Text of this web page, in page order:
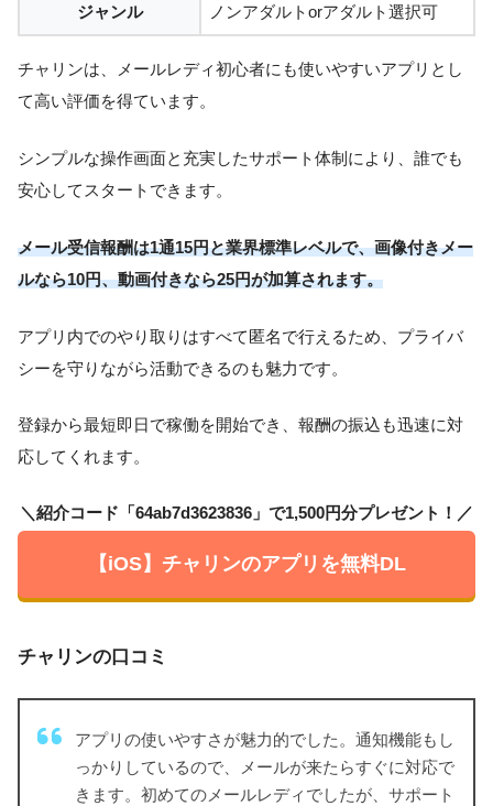
ジャンル ノンアダルトorアダルト選択可
チャリンは、メールレディ初心者にも使いやすいアプリとし
て高い評価を得ています。
シンプルな操作画面と充実したサポート体制により、誰でも
安心してスタートできます。
メール受信報酬は1通15円と業界標準レベルで、画像付きメー
ルなら10円、動画付きなら25円が加算されます。
アプリ内でのやり取りはすべて匿名で行えるため、プライバ
シーを守りながら活動できるのも魅力です。
登録から最短即日で稼働を開始でき、報酬の振込も迅速に対
応してくれます。
＼紹介コード「64ab7d3623836」で1,500円分プレゼント！／
【iOS】チャリンのアプリを無料DL
チャリンの口コミ
アプリの使いやすさが魅力的でした。通知機能もし
っかりしているので、メールが来たらすぐに対応で
きます。初めてのメールレディでしたが、サポート